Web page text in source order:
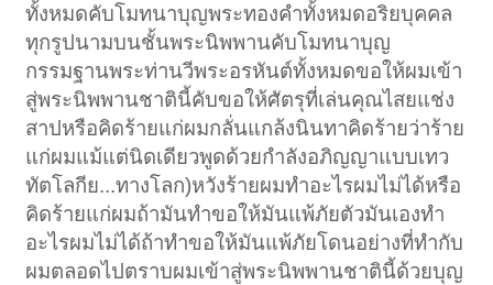
ทั้งหมดคับโมทนาบุญพระทองคำทั้งหมดอริยบุคคล
ทุกรูปนามบนชั้นพระนิพพานคับโมทนาบุญ
กรรมฐานพระท่านวีพระอรหันต์ทั้งหมดขอให้ผมเข้า
สู่พระนิพพานชาตินี้คับขอให้ศัตรุที่เล่นคุณไสยแช่ง
สาปหรือคิดร้ายแก่ผมกลั่นแกล้งนินทาคิดร้ายว่าร้าย
แก่ผมแม้แต่นิดเดียวพูดด้วยกำลังอภิญญาแบบเทว
ทัตโลกีย...ทางโลก)หวังร้ายผมทำอะไรผมไม่ได้หรือ
คิดร้ายแก่ผมถ้ามันทำขอให้มันแพ้ภัยตัวมันเองทำ
อะไรผมไม่ได้ถ้าทำขอให้มันแพ้ภัยโดนอย่างที่ทำกับ
ผมตลอดไปตราบผมเข้าสู่พระนิพพานชาตินี้ด้วยบุญ